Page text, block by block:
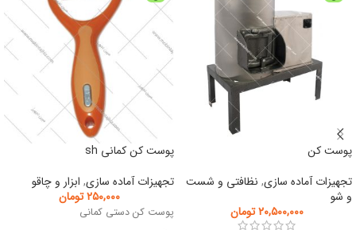
پوست کن
تجهیزات آماده سازی, نظافتی و شست
و شو
۲۰,۵۰۰,۰۰۰تومان
پوست کن کمانی sh
تجهیزات آماده سازی, ابزار و چاقو
۲۵۰,۰۰۰ تومان
پوست کن دستی کمانی